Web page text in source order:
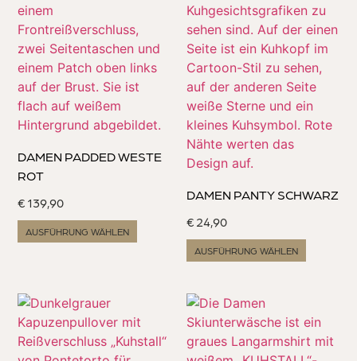
DAMEN PADDED WESTE
ROT
€ 139,90
AUSFÜHRUNG WÄHLEN
DAMEN PANTY SCHWARZ
€ 24,90
AUSFÜHRUNG WÄHLEN